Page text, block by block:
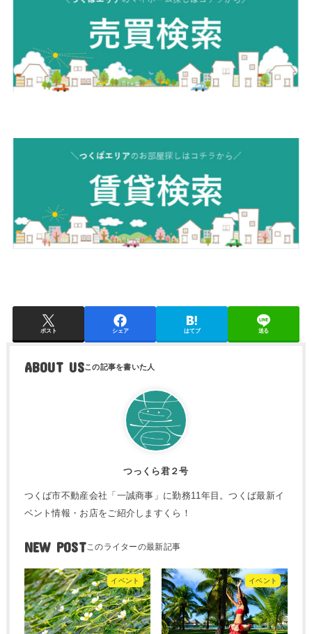
ポスト シェア はてブ 送る
ABOUT US
つっくら君２号
つくば市不動産会社「一誠商事」に勤務11年目。つくば最新イ
ベント情報・お店をご紹介しますくら！
NEW POST
イベント イベント